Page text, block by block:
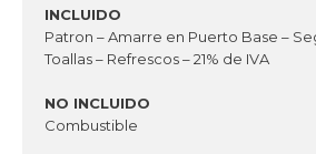
INCLUIDO
Patron – Amarre en Puerto Base –
Toallas – Refrescos – 21% de IVA
NO INCLUIDO
Combustible